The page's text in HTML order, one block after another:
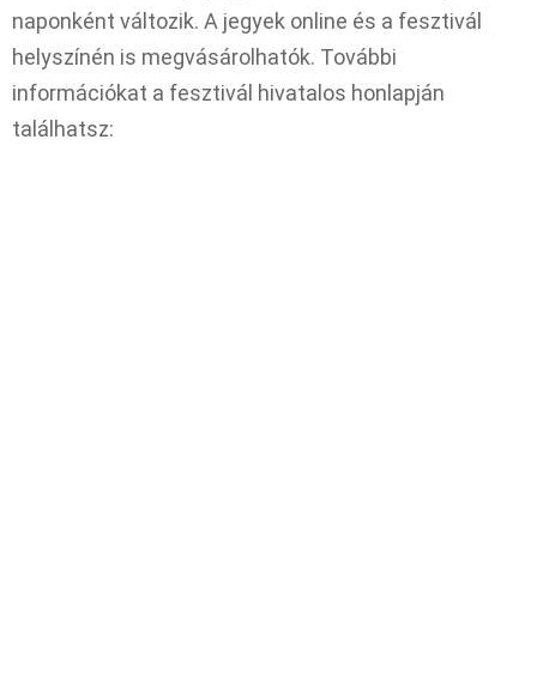
naponként változik. A jegyek online és a fesztivál
helyszínén is megvásárolhatók. További
információkat a fesztivál hivatalos honlapján
találhatsz: